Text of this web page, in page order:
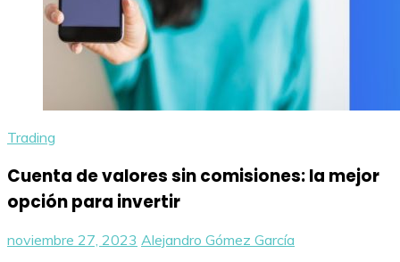
Trading
Cuenta de valores sin comisiones: la mejor
opción para invertir
noviembre 27, 2023 Alejandro Gómez García